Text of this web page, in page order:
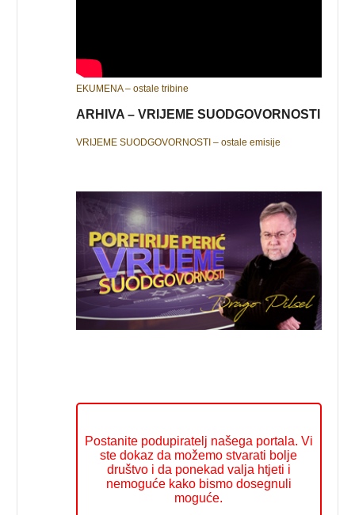
EKUMENA – ostale tribine
ARHIVA – VRIJEME SUODGOVORNOSTI
VRIJEME SUODGOVORNOSTI – ostale emisije
Postanite podupiratelj našega portala. Vi
ste dokaz da možemo stvarati bolje
društvo i da ponekad valja htjeti i
nemoguće kako bismo dosegnuli
moguće.